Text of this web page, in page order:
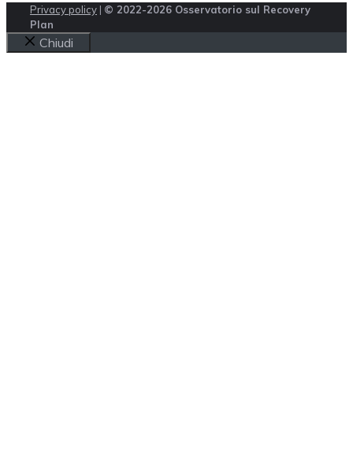
Privacy policy | © 2022-2026 Osservatorio sul Recovery
Plan
Chiudi